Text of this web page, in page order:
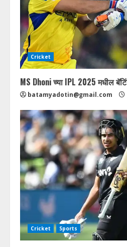
Cricket
MS Dhoni च्या IPL 2025 मधील
batamyadotin@gmail.com
Cricket Sports